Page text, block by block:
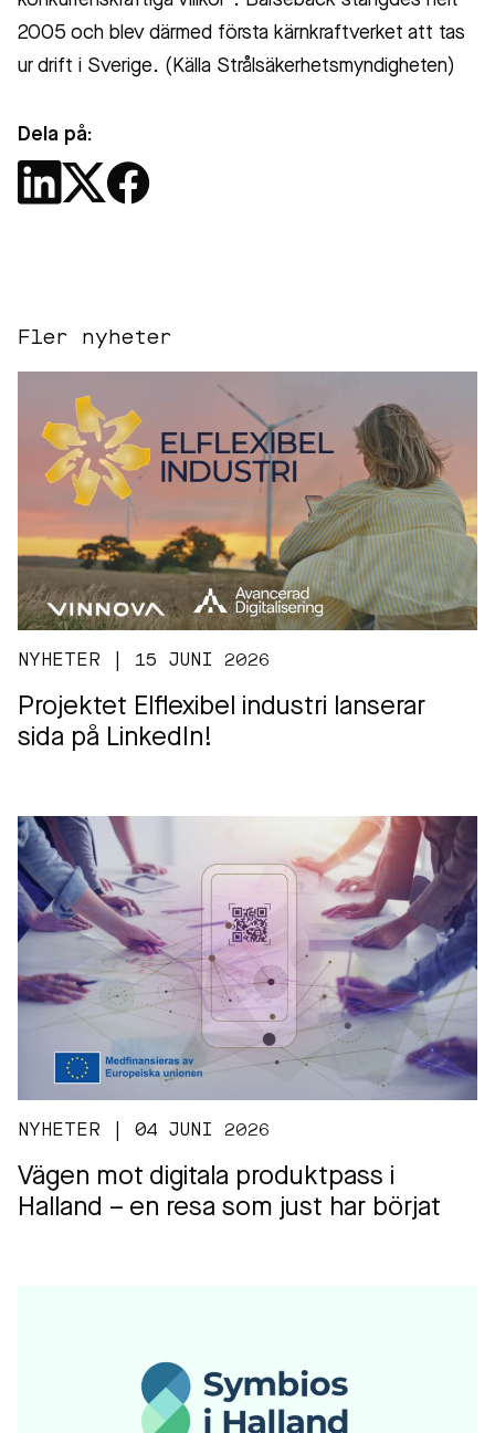
2005 och blev därmed första kärnkraftverket att tas
ur drift i Sverige. (Källa Strålsäkerhetsmyndigheten)
Dela på:
Fler nyheter
NYHETER | 15 JUNI 2026
Projektet Elflexibel industri lanserar
sida på LinkedIn!
NYHETER | 04 JUNI 2026
Vägen mot digitala produktpass i
Halland – en resa som just har börjat